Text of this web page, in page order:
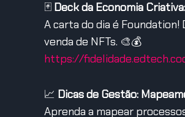
🃏 Deck da Economia
A carta do dia é
venda de NFTs. 🎨💰
https://
📈 Dicas de Gestão:
Aprenda a mapear